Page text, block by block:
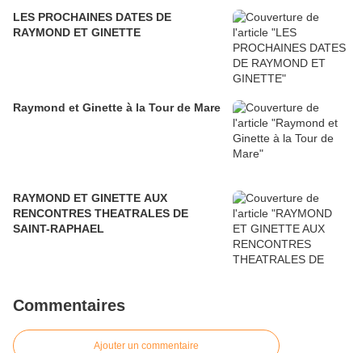
LES PROCHAINES DATES DE
RAYMOND ET GINETTE
Raymond et Ginette à la Tour de Mare
RAYMOND ET GINETTE AUX
RENCONTRES THEATRALES DE
SAINT-RAPHAEL
Commentaires
Ajouter un commentaire